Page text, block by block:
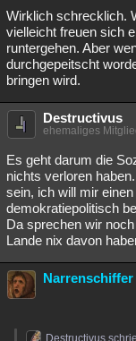
Wirklich schrecklich.
vielleicht freuen sich
runtergehen. Aber
durchgepeitscht
bringen wird.
Destructivus
ehemaliges
Es geht darum die
nichts verloren
sein, ich will mir
demokratiepolitisch
Da sprechen wir
Lande nix davon
Narrenschiffer
Destructivus